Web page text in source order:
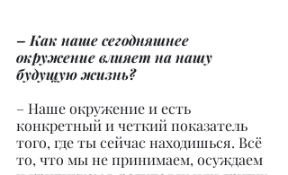
– Как наше сегодняшнее
окружение влияет на нашу
будущую жизнь?
– Наше окружение и есть
конкретный и четкий показатель
того, где ты сейчас находишься. Всё
то, что мы не принимаем, осуждаем